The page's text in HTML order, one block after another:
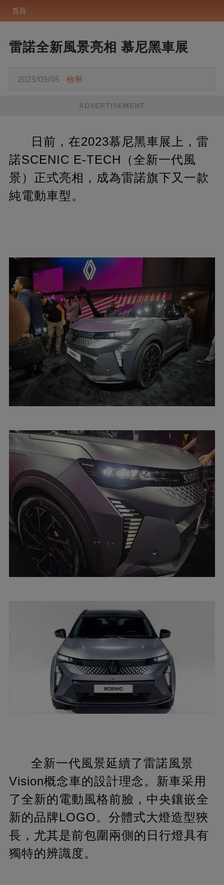
首頁
雷諾全新風景亮相 慕尼黑車展
2023/09/05 檢舉
ADVERTISEMENT
日前，在2023慕尼黑車展上，雷
諾SCENIC E-TECH（全新一代風
景）正式亮相，成為雷諾旗下又一款
純電動車型。
全新一代風景延續了雷諾風景
Vision概念車的設計理念。新車采用
了全新的電動風格前臉，中央鑲嵌全
新的品牌LOGO。分體式大燈造型狹
長，尤其是前包圍兩側的日行燈具有
獨特的辨識度。